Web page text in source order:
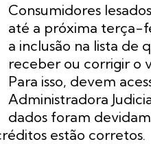
Consumidores
até a próxima terça-
a inclusão na lista de
receber ou corrigir o
Para isso, devem
Administradora
dados foram
estão corretos.